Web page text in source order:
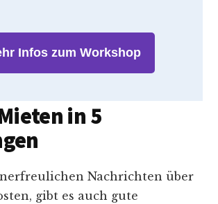
Infos zum Workshop
in 5
Nachrichten über
gibt es auch gute